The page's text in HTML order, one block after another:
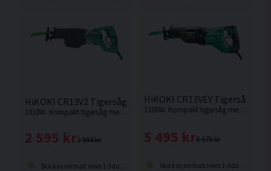
HiKOKI CR13V2 Tigersåg (1010W)
1010W. Kompakt tigersåg med hög sågkapacitet och steglöst variabelt varvtal.
2 994 kr
2 595 kr
Skickas normalt inom 1-3 dagar
HiKOKI CR13VEY Tigersåg
1100W. Kompakt tigersåg med stark motor och hög avverkningskapacitet.
6 675 kr
5 495 kr
Skickas normalt inom 1-3 dagar